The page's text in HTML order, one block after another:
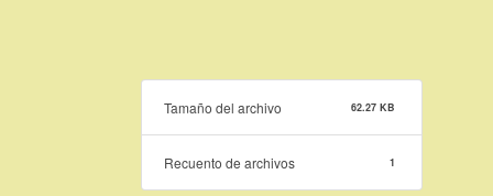
Tamaño del archivo 62.27 KB
Recuento de archivos 1